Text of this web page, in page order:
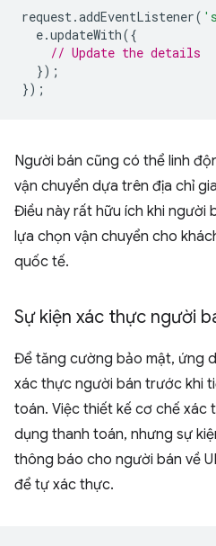
request.addEventListener(
e.updateWith({
// Update the details
});
});
Người bán cũng có thể linh
vận chuyển dựa trên địa chỉ
Điều này rất hữu ích khi người
lựa chọn vận chuyển cho
quốc tế.
Sự kiện xác thực người
Để tăng cường bảo mật, ứng
xác thực người bán trước khi
toán. Việc thiết kế cơ chế xác
dụng thanh toán, nhưng sự
thông báo cho người bán về
để tự xác thực.